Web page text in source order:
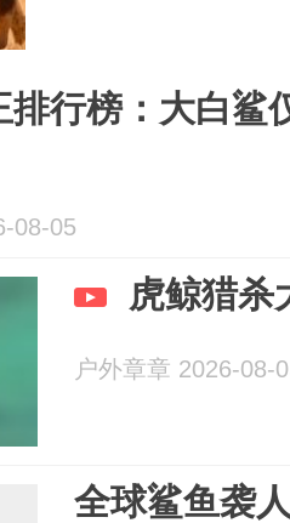
排行榜：大白鲨
08-05
虎鲸猎杀
户外章章 2026-08-
全球鲨鱼袭